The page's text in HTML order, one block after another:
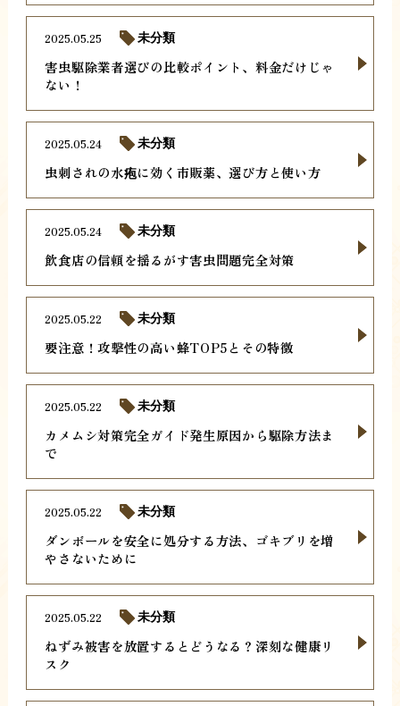
害虫駆除業者選びの比較ポイント、料金だけじゃ
ない！
2025.05.25 未分類
虫刺されの水疱に効く市販薬、選び方と使い方
2025.05.24 未分類
飲食店の信頼を揺るがす害虫問題完全対策
2025.05.24 未分類
要注意！攻撃性の高い蜂TOP5とその特徴
2025.05.22 未分類
カメムシ対策完全ガイド発生原因から駆除方法ま
で
2025.05.22 未分類
ダンボールを安全に処分する方法、ゴキブリを増
やさないために
2025.05.22 未分類
ねずみ被害を放置するとどうなる？深刻な健康リ
スク
2025.05.22 未分類